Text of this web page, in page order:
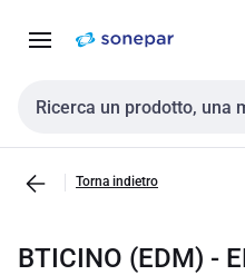
navigazione alla
Cerca input
Torna indietro
BTICINO (EDM) -